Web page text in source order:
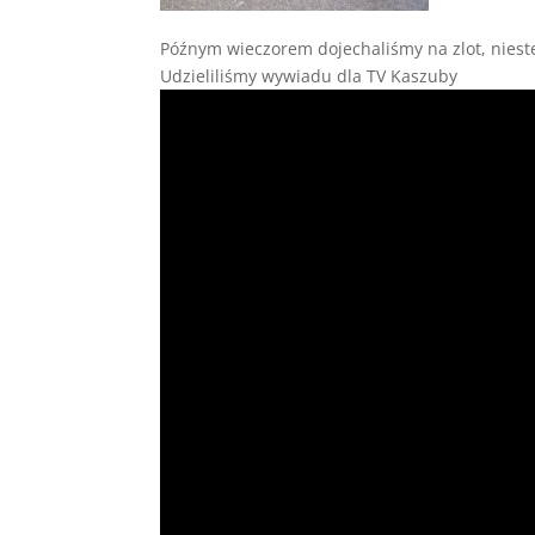
Późnym wieczorem dojechaliśmy na zlot,
Udzieliliśmy wywiadu dla TV Kaszuby